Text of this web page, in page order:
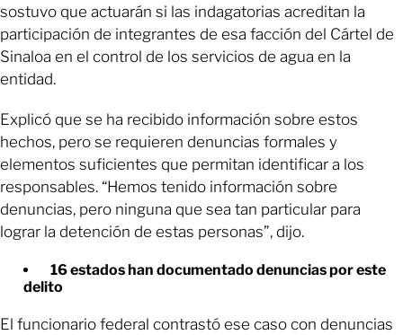
sostuvo que actuarán si las indagatorias acreditan la
participación de integrantes de esa facción del Cártel de
Sinaloa en el control de los servicios de agua en la
entidad.
Explicó que se ha recibido información sobre estos
hechos, pero se requieren denuncias formales y
elementos suficientes que permitan identificar a los
responsables. “Hemos tenido información sobre
denuncias, pero ninguna que sea tan particular para
lograr la detención de estas personas”, dijo.
16 estados han documentado denuncias por este
delito
El funcionario federal contrastó ese caso con denuncias